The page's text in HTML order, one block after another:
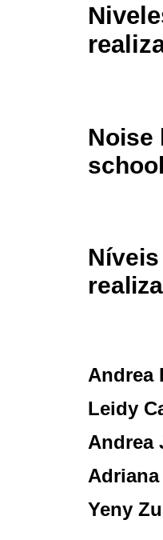
Noise
school
Andrea
Leidy
Andrea
Yeny